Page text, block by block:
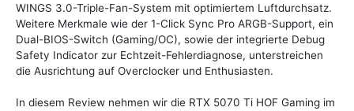
WINGS 3.0-Triple-Fan-System mit optimiertem Luftdurchsatz.
Weitere Merkmale wie der 1-Click Sync Pro ARGB-Support, ein
Dual-BIOS-Switch (Gaming/OC), sowie der integrierte Debug
Safety Indicator zur Echtzeit-Fehlerdiagnose, unterstreichen
die Ausrichtung auf Overclocker und Enthusiasten.
In diesem Review nehmen wir die RTX 5070 Ti HOF Gaming im